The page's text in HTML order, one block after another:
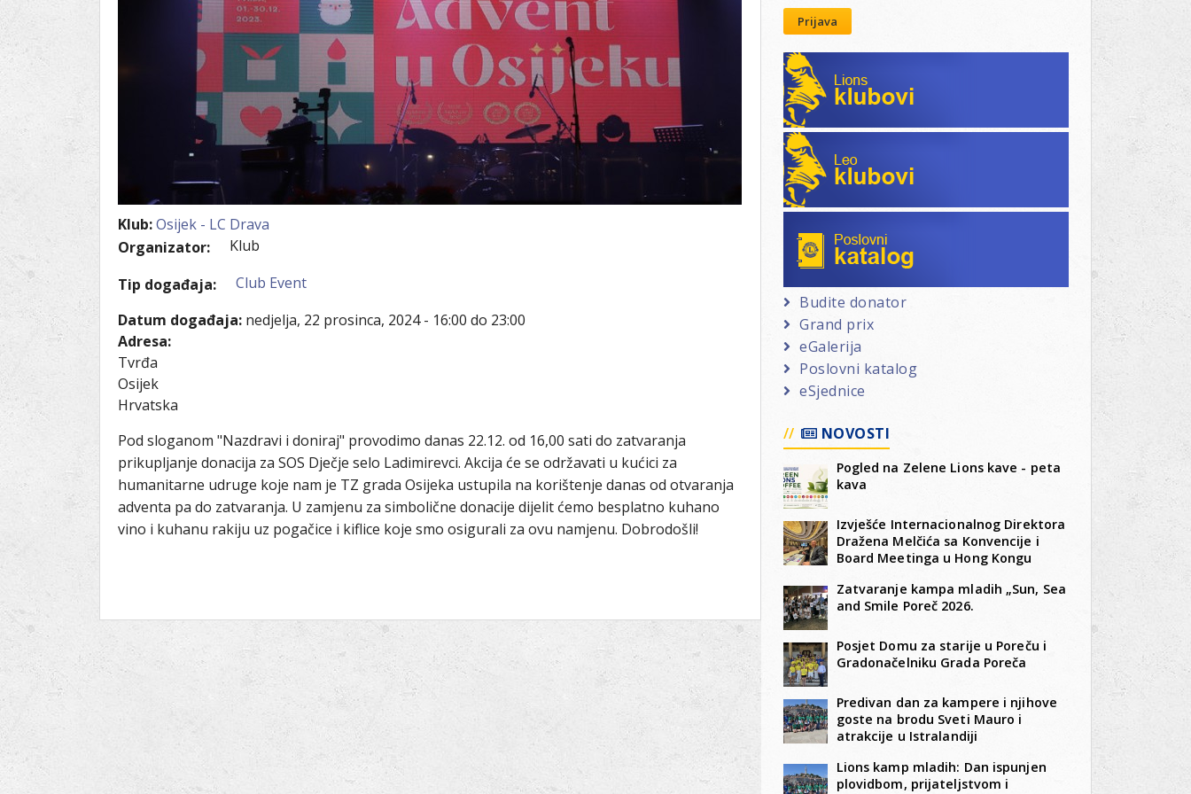
Lions International
Podaci o LEO D-126 i kontakt
Klub:Osijek - LC Drava
Organizator:
Klub
Tip događaja:
Club Event
Datum događaja: nedjelja, 22 prosinca, 2024 - 16:00 do 23:00
Adresa:
Tvrđa
Osijek
Hrvatska
Pod sloganom "Nazdravi i doniraj" provodimo danas 22.12. od 16,00 sati do zatvaranja
prikupljanje donacija za SOS Dječje selo Ladimirevci. Akcija će se održavati u kućici za
humanitarne udruge koje nam je TZ grada Osijeka ustupila na korištenje danas od otvaranja
adventa pa do zatvaranja. U zamjenu za simbolične donacije dijelit ćemo besplatno kuhano
vino i kuhanu rakiju uz pogačice i kiflice koje smo osigurali za ovu namjenu. Dobrodošli!
Prijava
Lions klubovi
Leo klubovi
Budite donator
Grand prix
eGalerija
Poslovni katalog
eSjednice
NOVOSTI
Pogled na Zelene Lions kave - peta
kava
Izvješće Internacionalnog Direktora
Dražena Melčića sa Konvencije i
Board Meetinga u Hong Kongu
Zatvaranje kampa mladih „Sun, Sea
and Smile Poreč 2026.
Posjet Domu za starije u Poreču i
Gradonačelniku Grada Poreča
Predivan dan za kampere i njihove
goste na brodu Sveti Mauro i
atrakcije u Istralandiji
Lions kamp mladih: Dan ispunjen
plovidbom, prijateljstvom i